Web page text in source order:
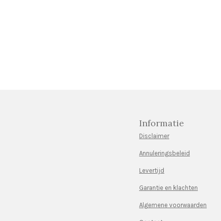
Informatie
Disclaimer
Annuleringsbeleid
Levertijd
Garantie en klachten
Algemene voorwaarden